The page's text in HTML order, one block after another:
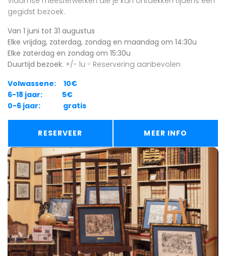
gegidst bezoek.
Van 1 juni tot 31 augustus
Elke vrijdag, zaterdag, zondag en maandag om 14:30u
Elke zaterdag en zondag om 15:30u
Duurtijd bezoek: +/- 1u - Reservering aanbevolen
Volwassene: 10€
6-18 jaar: 5€
0-6 jaar: gratis
RESERVEER MEER INFO